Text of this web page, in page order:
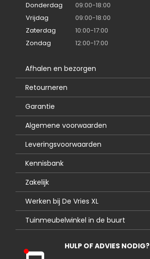
Donderdag
09:00-18:00
Vrijdag
09:00-18:00
Zaterdag
10:00-17:00
Zondag
12:00-17:00
Afhalen en bezorgen
Retourneren
Garantie
Algemene voorwaarden
Leveringsvoorwaarden
Kennisbank
Zakelijk
Werken bij De Vries XL
Tuinmeubelwinkel in de buurt
HULP OF ADVIES NODIG?